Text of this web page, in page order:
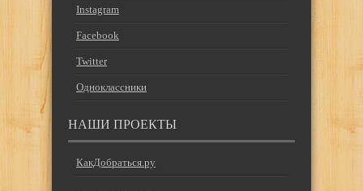
Instagram
Facebook
Twitter
Одноклассники
НАШИ ПРОЕКТЫ
КакДобраться.ру